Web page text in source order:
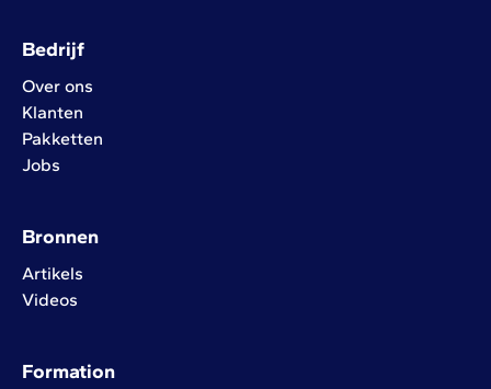
Bedrijf
Over ons
Klanten
Pakketten
Jobs
Bronnen
Artikels
Videos
Formation